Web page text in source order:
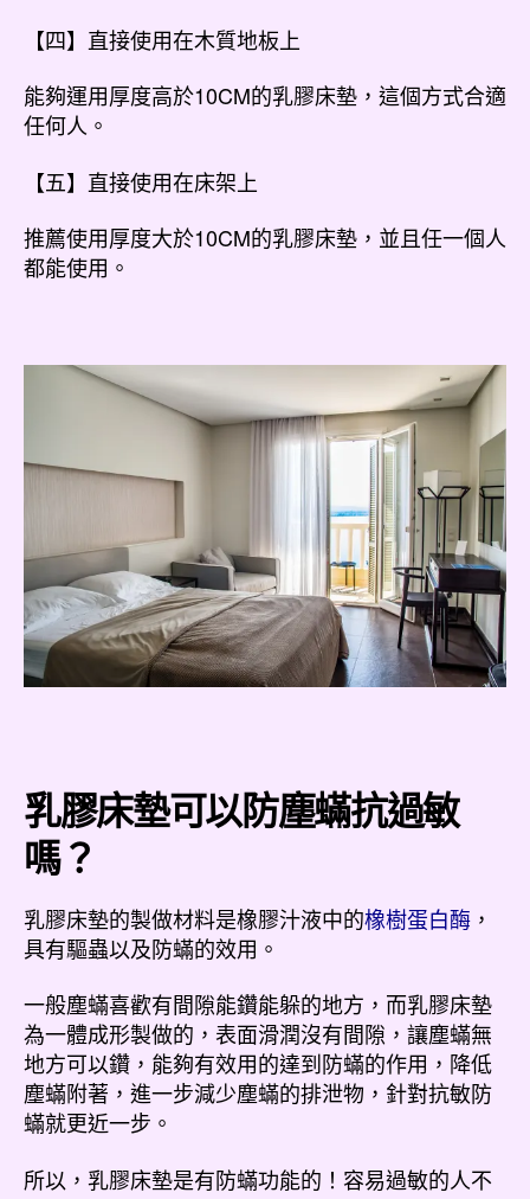
【四】直接使用在木質地板上
能夠運用厚度高於10CM的乳膠床墊，這個方式合適
任何人。
【五】直接使用在床架上
推薦使用厚度大於10CM的乳膠床墊，並且任一個人
都能使用。
乳膠床墊可以防塵蟎抗過敏
嗎？
乳膠床墊的製做材料是橡膠汁液中的橡樹蛋白酶 ，
具有驅蟲以及防蟎的效用。
一般塵蟎喜歡有間隙能鑽能躲的地方，而乳膠床墊
為一體成形製做的，表面滑潤沒有間隙，讓塵蟎無
地方可以鑽，能夠有效用的達到防蟎的作用，降低
塵蟎附著，進一步減少塵蟎的排泄物，針對抗敏防
蟎就更近一步。
所以，乳膠床墊是有防蟎功能的！容易過敏的人不